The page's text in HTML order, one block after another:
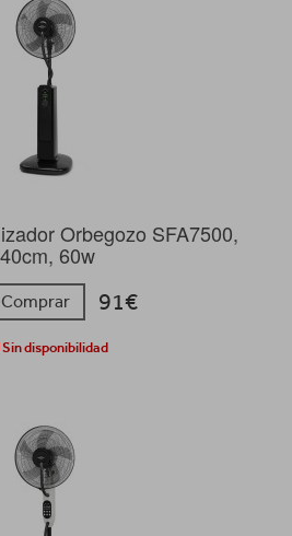
Orbegozo SFA7500,
40cm, 60w
Comprar 91€
Sin disponibilidad